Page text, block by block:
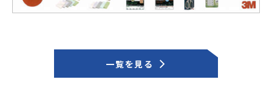
一覧を見る